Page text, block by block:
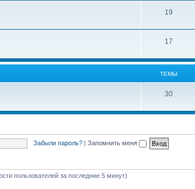
19
17
ТЕМЫ
30
Забыли пароль? | Запомнить меня
пользователей за последние 5 минут)